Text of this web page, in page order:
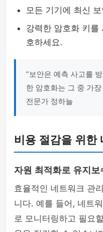
모든 기기에 최신
강력한 암호화 키를
호하세요.
“보안은 예측 사고를
한 암호화는 그 중 가
전문가 정하늘
비용 절감을 위한
자원 최적화로 유지보
효율적인 네트워크 관
니다. 예를 들어, 네트
로 모니터링하고 필요